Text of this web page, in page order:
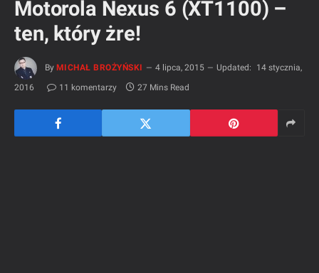
Motorola Nexus 6 (XT1100) –
ten, który żre!
By MICHAŁ BROŻYŃSKI 4 lipca, 2015 Updated:
14 stycznia,
2016
11 komentarzy 27 Mins Read